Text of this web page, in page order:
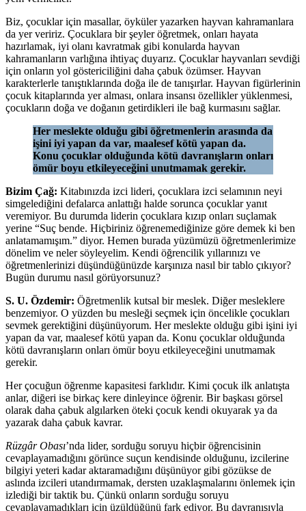
Biz, çocuklar için masallar, öyküler yazarken hayvan kahramanlara
da yer veririz. Çocuklara bir şeyler öğretmek, onları hayata
hazırlamak, iyi olanı kavratmak gibi konularda hayvan
kahramanların varlığına ihtiyaç duyarız. Çocuklar hayvanları sevdiği
için onların yol göstericiliğini daha çabuk özümser. Hayvan
karakterlerle tanıştıklarında doğa ile de tanışırlar. Hayvan figürlerinin
çocuk kitaplarında yer alması, onlara insansı özellikler yüklenmesi,
çocukların doğa ve doğanın getirdikleri ile bağ kurmasını sağlar.
Her meslekte olduğu gibi öğretmenlerin arasında da
işini iyi yapan da var, maalesef kötü yapan da.
Konu çocuklar olduğunda kötü davranışların onları
ömür boyu etkileyeceğini unutmamak gerekir.
Bizim Çağ: Kitabınızda izci lideri, çocuklara izci selamının neyi
simgelediğini defalarca anlattığı halde sorunca çocuklar yanıt
veremiyor. Bu durumda liderin çocuklara kızıp onları suçlamak
yerine “Suç bende. Hiçbiriniz öğrenemediğinize göre demek ki ben
anlatamamışım.” diyor. Hemen burada yüzümüzü öğretmenlerimize
dönelim ve neler söyleyelim. Kendi öğrencilik yıllarınızı ve
öğretmenlerinizi düşündüğünüzde karşınıza nasıl bir tablo çıkıyor?
Bugün durumu nasıl görüyorsunuz?
S. U. Özdemir: Öğretmenlik kutsal bir meslek. Diğer mesleklere
benzemiyor. O yüzden bu mesleği seçmek için öncelikle çocukları
sevmek gerektiğini düşünüyorum. Her meslekte olduğu gibi işini iyi
yapan da var, maalesef kötü yapan da. Konu çocuklar olduğunda
kötü davranışların onları ömür boyu etkileyeceğini unutmamak
gerekir.
Her çocuğun öğrenme kapasitesi farklıdır. Kimi çocuk ilk anlatışta
anlar, diğeri ise birkaç kere dinleyince öğrenir. Bir başkası görsel
olarak daha çabuk algılarken öteki çocuk kendi okuyarak ya da
yazarak daha çabuk kavrar.
Rüzgâr Obası’nda lider, sorduğu soruyu hiçbir öğrencisinin
cevaplayamadığını görünce suçun kendisinde olduğunu, izcilerine
bilgiyi yeteri kadar aktaramadığını düşünüyor gibi gözükse de
aslında izcileri utandırmamak, dersten uzaklaşmalarını önlemek için
izlediği bir taktik bu. Çünkü onların sorduğu soruyu
cevaplayamadıkları için üzüldüğünü fark ediyor. Bu davranışıyla